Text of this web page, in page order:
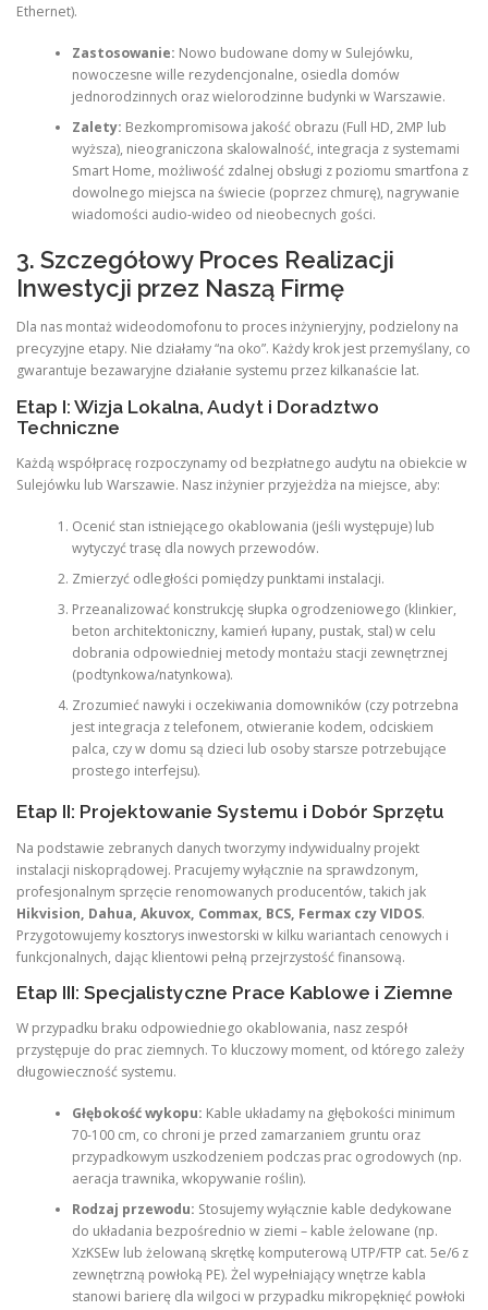
Ethernet).
Zastosowanie: Nowo budowane domy w Sulejówku,
nowoczesne wille rezydencjonalne, osiedla domów
jednorodzinnych oraz wielorodzinne budynki w Warszawie.
Zalety: Bezkompromisowa jakość obrazu (Full HD, 2MP lub
wyższa), nieograniczona skalowalność, integracja z systemami
Smart Home, możliwość zdalnej obsługi z poziomu smartfona z
dowolnego miejsca na świecie (poprzez chmurę), nagrywanie
wiadomości audio-wideo od nieobecnych gości.
3. Szczegółowy Proces Realizacji
Inwestycji przez Naszą Firmę
Dla nas montaż wideodomofonu to proces inżynieryjny, podzielony na
precyzyjne etapy. Nie działamy “na oko”. Każdy krok jest przemyślany, co
gwarantuje bezawaryjne działanie systemu przez kilkanaście lat.
Etap I: Wizja Lokalna, Audyt i Doradztwo
Techniczne
Każdą współpracę rozpoczynamy od bezpłatnego audytu na obiekcie w
Sulejówku lub Warszawie. Nasz inżynier przyjeżdża na miejsce, aby:
Ocenić stan istniejącego okablowania (jeśli występuje) lub
wytyczyć trasę dla nowych przewodów.
Zmierzyć odległości pomiędzy punktami instalacji.
Przeanalizować konstrukcję słupka ogrodzeniowego (klinkier,
beton architektoniczny, kamień łupany, pustak, stal) w celu
dobrania odpowiedniej metody montażu stacji zewnętrznej
(podtynkowa/natynkowa).
Zrozumieć nawyki i oczekiwania domowników (czy potrzebna
jest integracja z telefonem, otwieranie kodem, odciskiem
palca, czy w domu są dzieci lub osoby starsze potrzebujące
prostego interfejsu).
Etap II: Projektowanie Systemu i Dobór Sprzętu
Na podstawie zebranych danych tworzymy indywidualny projekt
instalacji niskoprądowej. Pracujemy wyłącznie na sprawdzonym,
profesjonalnym sprzęcie renomowanych producentów, takich jak
Hikvision, Dahua, Akuvox, Commax, BCS, Fermax czy VIDOS.
Przygotowujemy kosztorys inwestorski w kilku wariantach cenowych i
funkcjonalnych, dając klientowi pełną przejrzystość finansową.
Etap III: Specjalistyczne Prace Kablowe i Ziemne
W przypadku braku odpowiedniego okablowania, nasz zespół
przystępuje do prac ziemnych. To kluczowy moment, od którego zależy
długowieczność systemu.
Głębokość wykopu: Kable układamy na głębokości minimum
70-100 cm, co chroni je przed zamarzaniem gruntu oraz
przypadkowym uszkodzeniem podczas prac ogrodowych (np.
aeracja trawnika, wkopywanie roślin).
Rodzaj przewodu: Stosujemy wyłącznie kable dedykowane
do układania bezpośrednio w ziemi – kable żelowane (np.
XzKSEw lub żelowaną skrętkę komputerową UTP/FTP cat. 5e/6 z
zewnętrzną powłoką PE). Żel wypełniający wnętrze kabla
stanowi barierę dla wilgoci w przypadku mikropęknięć powłoki